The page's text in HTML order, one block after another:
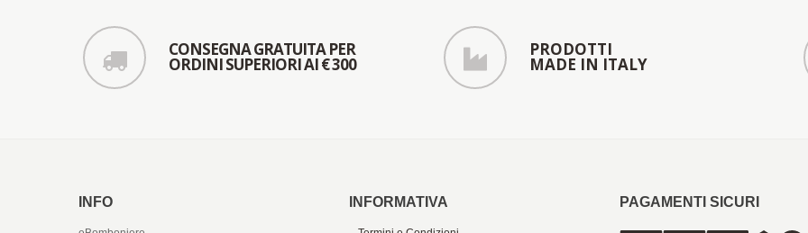
CONSEGNA GRATUITA PER
ORDINI SUPERIORI AI € 300
PRODOTTI
MADE IN ITALY
INFO INFORMATIVA PAGAMENTI SICURI